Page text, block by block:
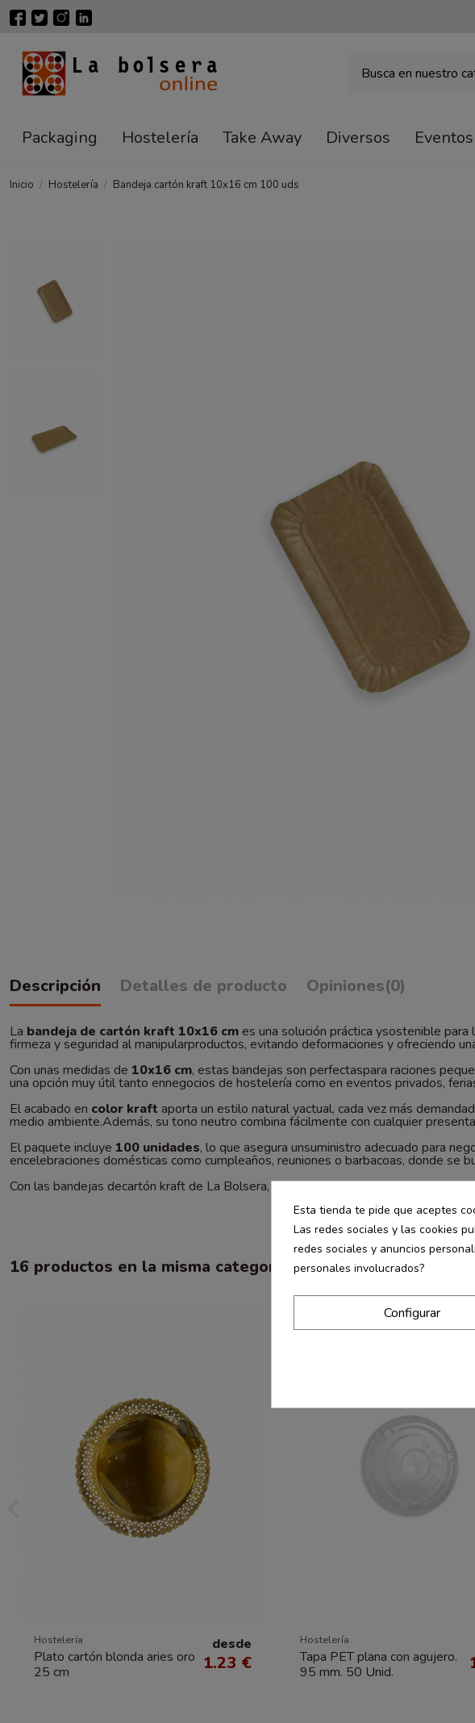
Packaging Hostelería Take Away Diversos Eventos
Inicio Hostelería Bandeja cartón kraft 10x16 cm 100 uds
Descripción Detalles de producto Opiniones(0)
La bandeja de cartón kraft 10x16 cm es una solución práctica ysostenible
firmeza y seguridad al manipularproductos, evitando deformaciones y ofreciendo
Con unas medidas de 10x16 cm, estas bandejas son perfectaspara raciones
una opción muy útil tanto ennegocios de hostelería como en eventos privados,
El acabado en color kraft aporta un estilo natural yactual, cada vez más
medio ambiente.Además, su tono neutro combina fácilmente con cualquier
El paquete incluye 100 unidades, lo que asegura unsuministro adecuado para
encelebraciones domésticas como cumpleaños, reuniones o barbacoas, donde se
Con las bandejas decartón kraft de La Bolsera, sus preparaciones se presentan
16 productos en la misma categoría:
Hostelería
Plato cartón blonda aries oro
25 cm
desde
1.23 €
Hostelería
Tapa PET plana con agujero.
95 mm. 50 Unid.
Esta tienda te pide que aceptes
Las redes sociales y las cookies
redes sociales y anuncios
personales involucrados?
Configurar